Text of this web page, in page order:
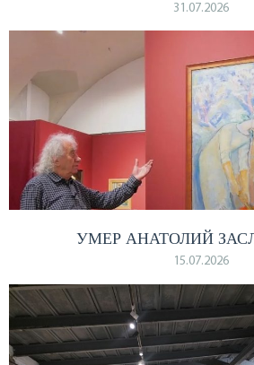
31.07.2026
УМЕР АНАТОЛИЙ
15.07.2026